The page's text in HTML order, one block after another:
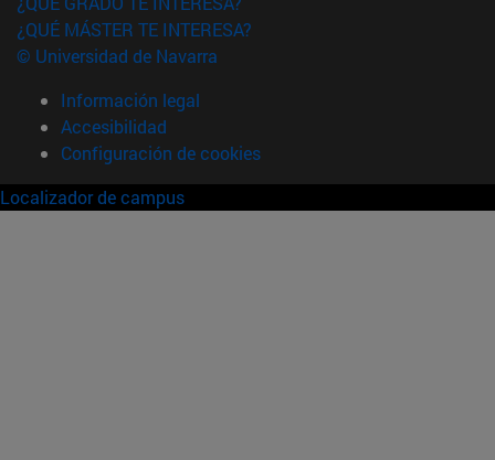
¿QUÉ MÁSTER TE INTERESA?
© Universidad de Navarra
Información legal
Accesibilidad
Configuración de cookies
Localizador de campus